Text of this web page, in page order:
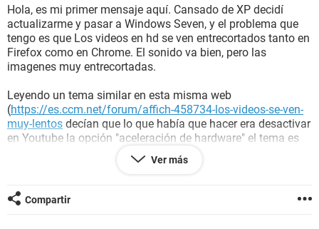
Hola, es mi primer mensaje aquí. Cansado de XP decidí
actualizarme y pasar a Windows Seven, y el problema que
tengo es que Los videos en hd se ven entrecortados tanto en
Firefox como en Chrome. El sonido va bien, pero las
imagenes muy entrecortadas.
Leyendo un tema similar en esta misma web
(https://es.ccm.net/forum/affich-458734-los-videos-se-ven-
muy-lentos decían que lo que había que hacer era desactivar
en Youtube la opción "aceleración de hardware" el tema es
que en Youtube no me aparece esa opcion en ningun lado, y
tampoco se si desactivando eso se me solucionaría el
Aclaro que en Windows XP los videos en HD me corrían muy
Ver más
Compartir